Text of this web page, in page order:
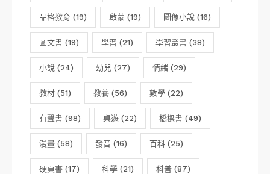
品格教育 (19) 啟蒙 (19) 圖像小說 (16)
圖文書 (19) 學習 (21) 學習叢書 (38)
小說 (24) 幼兒 (27) 情緒 (29)
教材 (51) 教養 (56) 數學 (22)
有聲書 (98) 桌遊 (22) 橋樑書 (49)
漫畫 (58) 發音 (16) 百科 (25)
硬頁書 (17) 科學 (21) 科普 (87)